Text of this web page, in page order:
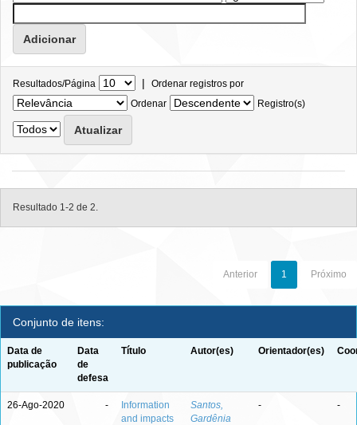
Resultados/Página | Ordenar registros por
Ordenar
Registro(s)
Resultado 1-2 de 2.
Anterior 1 Próximo
Conjunto de itens:
Data de
publicação
Data
de
defesa
Título Autor(es) Orientador(es)
26-Ago-2020 -
Information
and impacts
Santos,
Gardênia
- -